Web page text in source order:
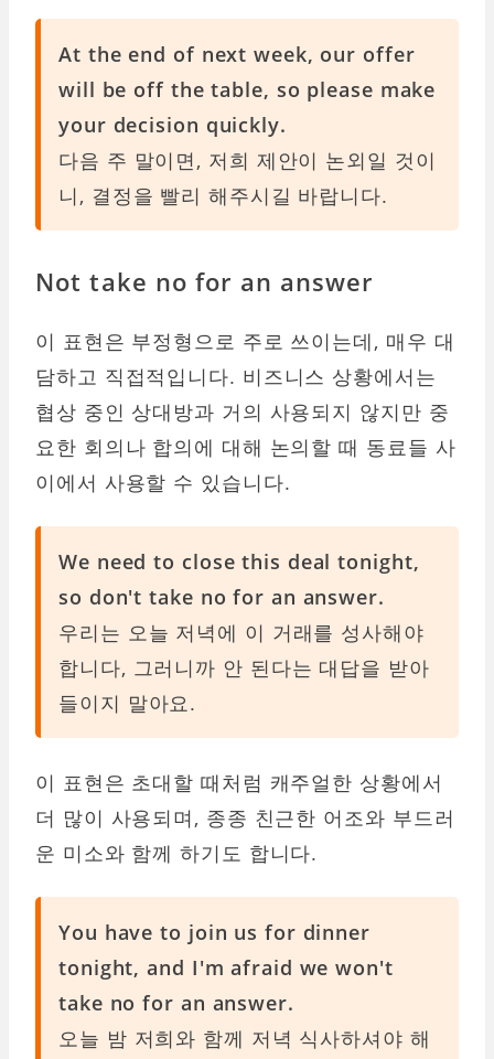
At the end of next week, our offer
will be off the table, so please make
your decision quickly.
다음 주 말이면, 저희 제안이 논외일 것이
니, 결정을 빨리 해주시길 바랍니다.
Not take no for an answer
이 표현은 부정형으로 주로 쓰이는데, 매우 대
담하고 직접적입니다. 비즈니스 상황에서는
협상 중인 상대방과 거의 사용되지 않지만 중
요한 회의나 합의에 대해 논의할 때 동료들 사
이에서 사용할 수 있습니다.
We need to close this deal tonight,
so don't take no for an answer.
우리는 오늘 저녁에 이 거래를 성사해야
합니다, 그러니까 안 된다는 대답을 받아
들이지 말아요.
이 표현은 초대할 때처럼 캐주얼한 상황에서
더 많이 사용되며, 종종 친근한 어조와 부드러
운 미소와 함께 하기도 합니다.
You have to join us for dinner
tonight, and I'm afraid we won't
take no for an answer.
오늘 밤 저희와 함께 저녁 식사하셔야 해